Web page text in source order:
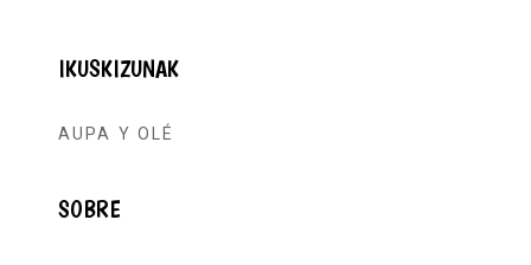
IKUSKIZUNAK
AUPA Y OLÉ
SOBRE